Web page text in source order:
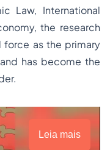
Law, International
the research
as the primary
has become the
Leia mais